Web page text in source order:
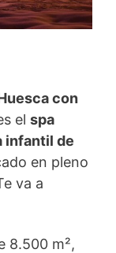
con
el spa
infantil de
en pleno
va a
8.500 m²,